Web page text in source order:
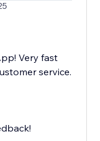
Very fast
service.